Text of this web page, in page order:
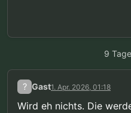
9
? Gast1. Apr. 2026, 01:18
Wird eh nichts. Die